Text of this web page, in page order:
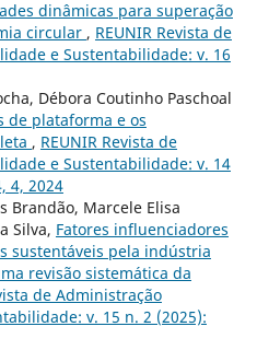
dinâmicas para superação
circular , REUNIR Revista de
e Sustentabilidade: v. 16
Débora Coutinho Paschoal
de plataforma e os
, REUNIR Revista de
e Sustentabilidade: v. 14
4, 2024
Brandão, Marcele Elisa
Silva, Fatores influenciadores
sustentáveis pela indústria
revisão sistemática da
de Administração
v. 15 n. 2 (2025):